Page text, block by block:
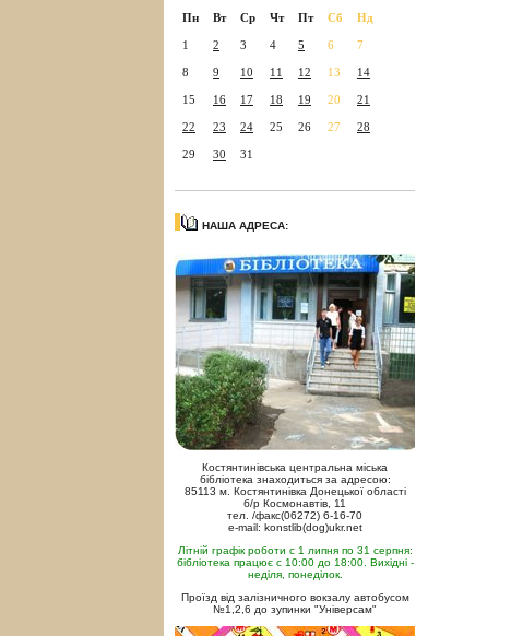
Пн
Вт Ср Чт Пт Сб Нд
1 2 3 4 5 6 7
8 9 10 11 12 13 14
15 16 17 18 19 20 21
22 23 24 25 26 27 28
29 30 31
НАША АДРЕСА:
Костянтинівська центральна міська
бібліотека знаходиться за адресою:
85113 м. Костянтинівка Донецької області
б/р Космонавтів, 11
тел. /факс(06272) 6-16-70
e-mail: konstlib(dog)ukr.net
Літній графік роботи с 1 липня по 31 серпня:
бібліотека працює с 10:00 до 18:00. Вихідні -
неділя, понеділок.
Проїзд від залізничного вокзалу автобусом
№1,2,6 до зупинки "Універсам"